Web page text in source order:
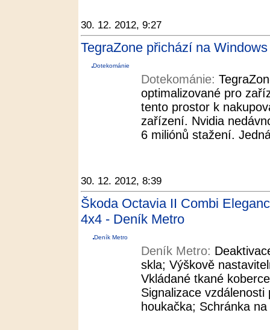
30. 12. 2012, 9:27
TegraZone přichází na
Dotekománie
Dotekománie:
optimalizované pro
tento prostor k
zařízení. Nvidia
6 miliónů stažení.
30. 12. 2012, 8:39
Škoda Octavia II Combi
4x4 - Deník Metro
Deník Metro
Deník Metro:
skla; Výškově
Vkládané tkané
Signalizace
houkačka; Schránka